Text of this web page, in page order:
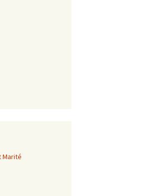
Marité